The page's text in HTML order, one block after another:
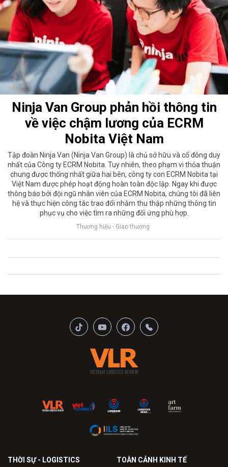
Ninja Van Group phản hồi thông tin
về việc chậm lương của ECRM
Nobita Việt Nam
Tập đoàn Ninja Van (Ninja Van Group) là chủ sở hữu và cổ đông duy
nhất của Công ty ECRM Nobita. Tuy nhiên, theo phạm vi thỏa thuận
chung được thống nhất giữa hai bên, công ty con ECRM Nobita tại
Việt Nam được phép hoạt động hoàn toàn độc lập. Ngay khi được
thông báo bởi đội ngũ nhân viên của ECRM Nobita, chúng tôi đã liên
hệ và thực hiện công tác trao đổi nhằm thu thập những thông tin
phục vụ cho việc tìm ra những đối ứng phù hợp.
Thương hiệu - Giao thương
THỜI SỰ - LOGISTICS TOÀN CẢNH KINH TẾ